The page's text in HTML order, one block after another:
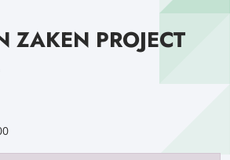
ZAKEN PROJECT